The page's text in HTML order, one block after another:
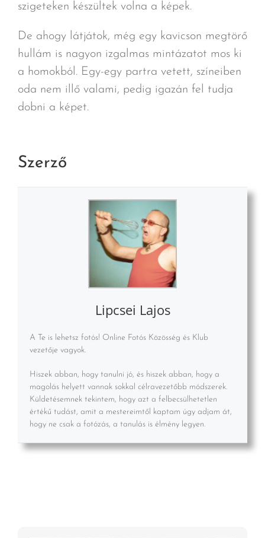
szigeteken készültek volna a képek.
De ahogy látjátok, még egy kavicson megtörő
hullám is nagyon izgalmas mintázatot mos ki
a homokból. Egy-egy partra vetett, színeiben
oda nem illő valami, pedig igazán fel tudja
dobni a képet.
Szerző
Lipcsei Lajos
A Te is lehetsz fotós! Online Fotós Közösség és Klub
vezetője vagyok.
Hiszek abban, hogy tanulni jó, és hiszek abban, hogy a
magolás helyett vannak sokkal célravezetőbb módszerek.
Küldetésemnek tekintem, hogy azt a felbecsülhetetlen
értékű tudást, amit a mestereimtől kaptam úgy adjam át,
hogy ne csak a fotózás, a tanulás is élmény legyen.